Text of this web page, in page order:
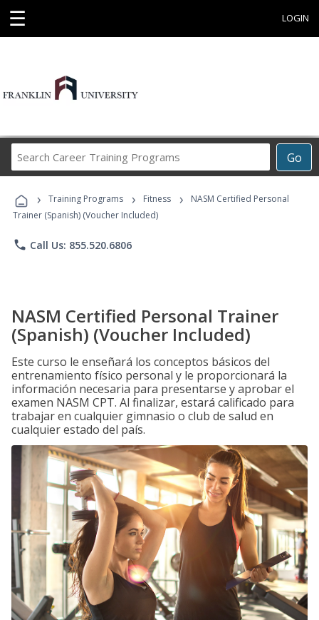
☰ LOGIN
Go
Career
Programs
› Training Programs › Fitness ›
NASM Certified Personal
Trainer (Spanish) (Voucher Included)
phone Call Us: 855.520.6806
NASM Certified Personal Trainer
(Spanish) (Voucher Included)
Este curso le enseñará los conceptos básicos del
entrenamiento físico personal y le proporcionará la
información necesaria para presentarse y aprobar el
examen NASM CPT. Al finalizar, estará calificado para
trabajar en cualquier gimnasio o club de salud en
cualquier estado del país.